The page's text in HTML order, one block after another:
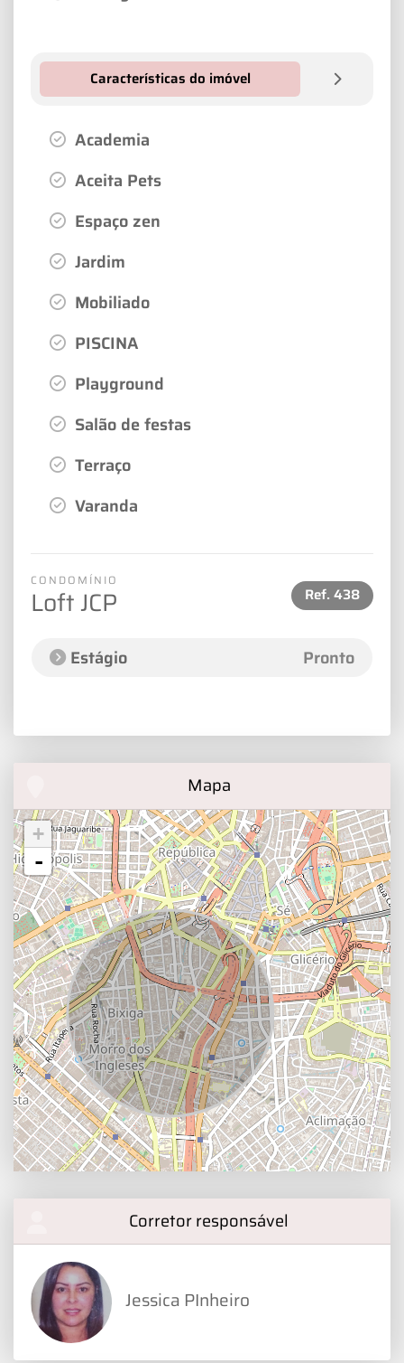
Características do imóvel
Academia
Aceita Pets
Espaço zen
Jardim
Mobiliado
PISCINA
Playground
Salão de festas
Terraço
Varanda
CONDOMÍNIO
Loft JCP Ref. 438
Estágio Pronto
Mapa
+
-
Corretor responsável
Jessica PInheiro